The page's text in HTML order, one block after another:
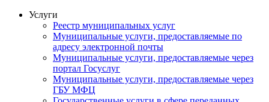
Услуги
Реестр муниципальных услуг
Муниципальные услуги, предоставляемые по
адресу электронной почты
Муниципальные услуги, предоставляемые через
портал Госуслуг
Муниципальные услуги, предоставляемые через
ГБУ МФЦ